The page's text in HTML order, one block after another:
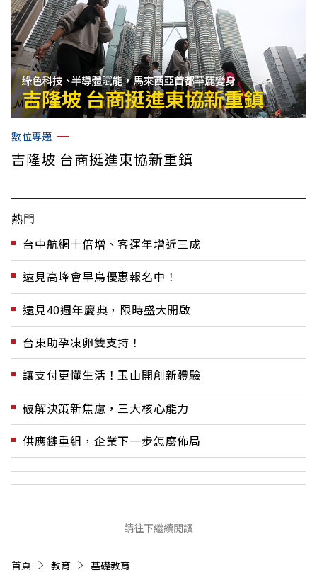
數位專題
吉隆坡 台商挺進東協新重鎮
熱門
台中航網十倍增、客運年增近三成
遠見高峰會早鳥優惠報名中！
遠見40週年慶典，限時盛大開啟
台東助孕凍卵雙支持！
讓支付更懂生活！玉山開創新體驗
破解決策新焦慮，三大核心能力
供應鏈重組，企業下一步怎麼佈局
請往下繼續閱讀
首頁 教育 基礎教育